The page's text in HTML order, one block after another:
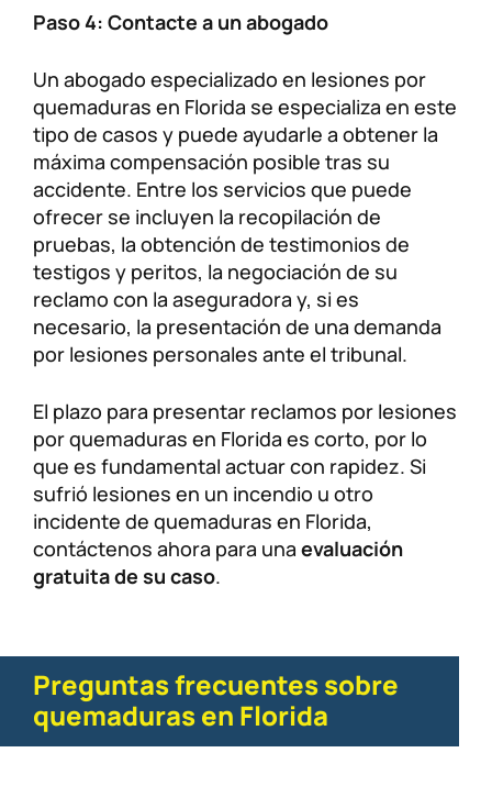
Paso 4: Contacte a un abogado
Un abogado especializado en lesiones por
quemaduras en Florida se especializa en este
tipo de casos y puede ayudarle a obtener la
máxima compensación posible tras su
accidente. Entre los servicios que puede
ofrecer se incluyen la recopilación de
pruebas, la obtención de testimonios de
testigos y peritos, la negociación de su
reclamo con la aseguradora y, si es
necesario, la presentación de una demanda
por lesiones personales ante el tribunal.
El plazo para presentar reclamos por lesiones
por quemaduras en Florida es corto, por lo
que es fundamental actuar con rapidez. Si
sufrió lesiones en un incendio u otro
incidente de quemaduras en Florida,
contáctenos ahora para una evaluación
gratuita de su caso.
Preguntas frecuentes sobre
quemaduras en Florida